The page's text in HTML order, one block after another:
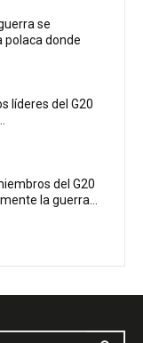
se
polaca donde
líderes del G20
del G20
la guerra...